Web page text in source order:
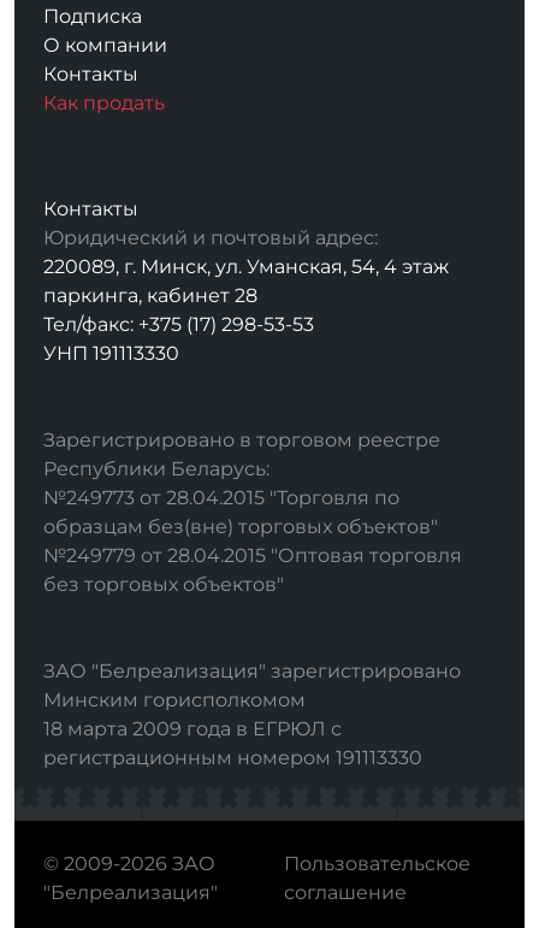
Подписка
О компании
Контакты
Как продать
Контакты
Юридический и почтовый адрес:
220089, г. Минск, ул. Уманская, 54, 4 этаж
паркинга, кабинет 28
Тел/факс: +375 (17) 298-53-53
УНП 191113330
Зарегистрировано в торговом реестре
Республики Беларусь:
№249773 от 28.04.2015 "Торговля по
образцам без(вне) торговых объектов"
№249779 от 28.04.2015 "Оптовая торговля
без торговых объектов"
ЗАО "Белреализация" зарегистрировано
Минским горисполкомом
18 марта 2009 года в ЕГРЮЛ с
регистрационным номером 191113330
© 2009-2026 ЗАО
"Белреализация"
Пользовательское
соглашение